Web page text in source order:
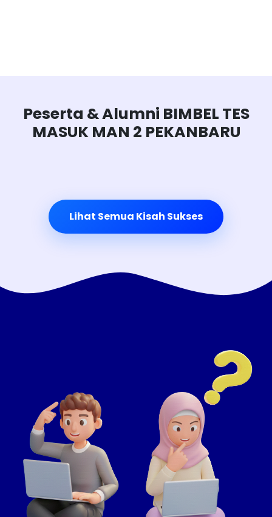
Peserta & Alumni BIMBEL TES
MASUK MAN 2 PEKANBARU
Lihat Semua Kisah Sukses